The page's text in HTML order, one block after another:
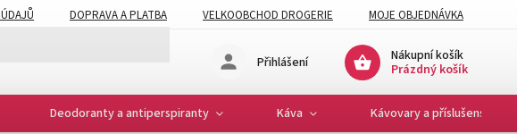
DOPRAVA A PLATBA VELKOOBCHOD DROGERIE MOJE OBJEDNÁVKA
Nákupní košík
Prázdný košík
Přihlášení
Deodoranty a antiperspiranty Káva Kávovary a příslušenství